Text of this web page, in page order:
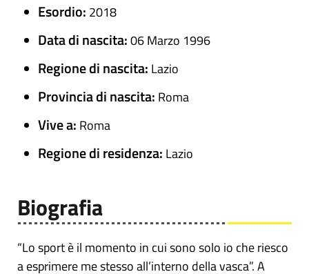
Esordio: 2018
Data di nascita:06 Marzo 1996
Regione di nascita: Lazio
Provincia di nascita: Roma
Vive a: Roma
Regione di residenza: Lazio
Biografia
“Lo sport è il momento in cui sono solo io che riesco
a esprimere me stesso all’interno della vasca”. A